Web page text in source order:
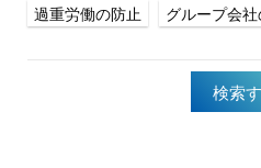
過重労働の防止
グループ会
検索